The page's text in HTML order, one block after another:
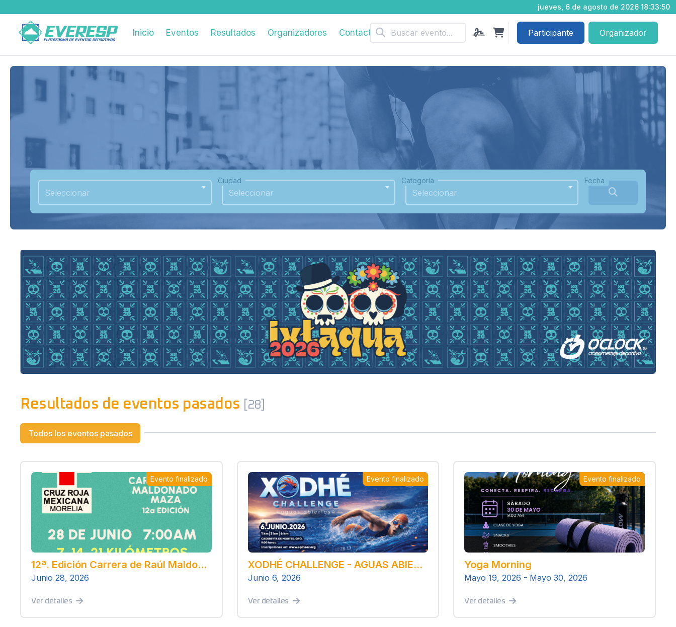
jueves, 6 de agosto de 2026 18:33:52
Inicio Eventos Resultados Organizadores Contacto Participante Organizador
Seleccionar
Ciudad
Seleccionar
Categoría
Seleccionar
Fecha
Resultados de eventos pasados [28]
Todos los eventos pasados
Evento finalizado
12ª. Edición Carrera de Raúl Maldonado Maza “Corremos, celebramos, ayudamos”
Junio 28, 2026
Ver detalles
Evento finalizado
XODHÉ CHALLENGE - AGUAS ABIERTAS
Junio 6, 2026
Ver detalles
Evento finalizado
Yoga Morning
Mayo 19, 2026 - Mayo 30, 2026
Ver detalles